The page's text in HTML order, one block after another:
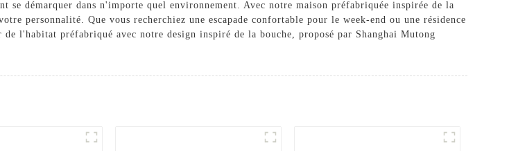
démarquer dans n'importe quel environnement. Avec notre maison préfabriquée inspirée de la
personnalité. Que vous recherchiez une escapade confortable pour le week-end ou une résidence
l'habitat préfabriqué avec notre design inspiré de la bouche, proposé par Shanghai Mutong